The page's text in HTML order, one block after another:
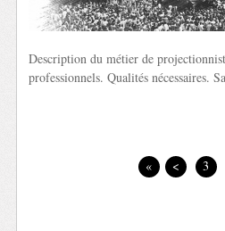
Description du métier de
professionnels. Qualités nécessaires.
« < 3